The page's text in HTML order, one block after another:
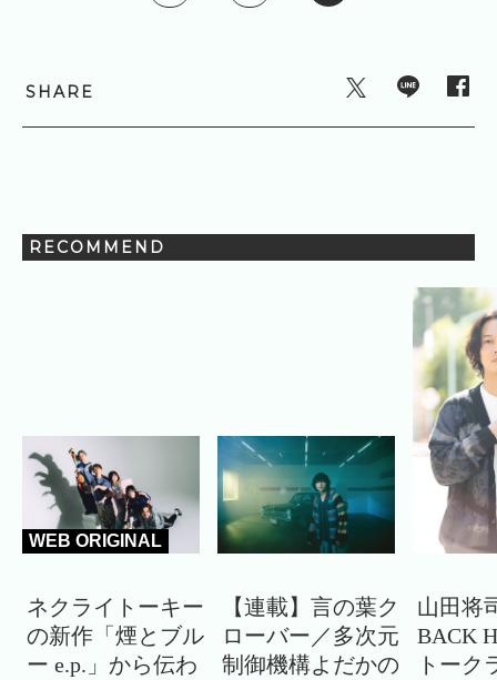
SHARE
RECOMMEND
WEB ORIGINAL
ネクライトーキー
の新作「煙とブル
ー e.p.」から伝わ
【連載】言の葉ク
ローバー／多次元
制御機構よだかの
山田将
BACK
トーク